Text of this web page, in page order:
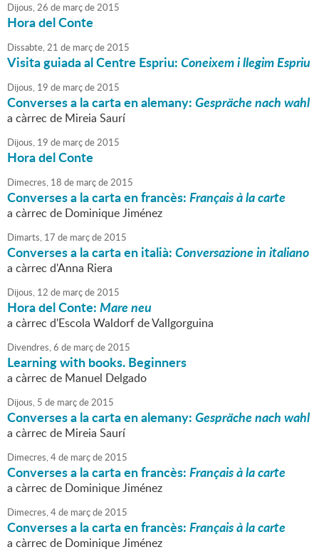
Dijous,26 de marçde2015
Hora del Conte
Dissabte,21 de marçde2015
Visita guiada al Centre Espriu:Coneixem i llegim Espriu
Dijous, 19 de marçde2015
Converses a la carta en alemany:Gespräche nach wahl
a càrrec de Mireia Saurí
Dijous, 19 de marçde2015
Hora del Conte
Dimecres, 18 de marçde2015
Converses a la carta en francès:Français à la carte
a càrrec de Dominique Jiménez
Dimarts, 17 de marçde2015
Converses a la carta en italià:Conversazione in italiano
a càrrec d'Anna Riera
Dijous, 12 de marçde2015
Hora del Conte:Mare neu
a càrrec d'Escola Waldorf de Vallgorguina
Divendres,6 de marçde2015
Learning with books. Beginners
a càrrec de Manuel Delgado
Dijous, 5 de marçde2015
Converses a la carta en alemany:Gespräche nach wahl
a càrrec de Mireia Saurí
Dimecres,4de marçde2015
Converses a la carta en francès:Français à la carte
a càrrec de Dominique Jiménez
Dimecres,4de marçde2015
Converses a la carta en francès:Français à la carte
a càrrec de Dominique Jiménez